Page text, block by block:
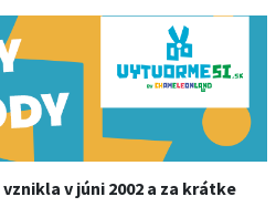
v júni 2002 a za krátke